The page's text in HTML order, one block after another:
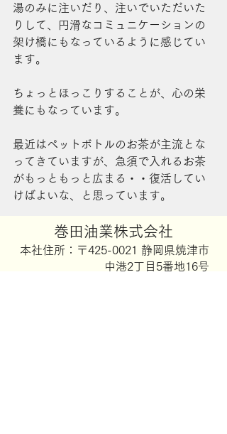
湯のみに注いだり、注いでいただいた
りして、円滑なコミュニケーションの
架け橋にもなっているように感じてい
ます。
ちょっとほっこりすることが、心の栄
養にもなっています。
最近はペットボトルのお茶が主流とな
ってきていますが、急須で入れるお茶
がもっともっと広まる・・復活してい
けばよいな、と思っています。
体にも心にも美味しいお茶。
その生産に燃料等の供給で携われるこ
​巻田油業株式会社
​本社住所：〒425-0021 静岡県焼津市
中港2丁目5番地16号